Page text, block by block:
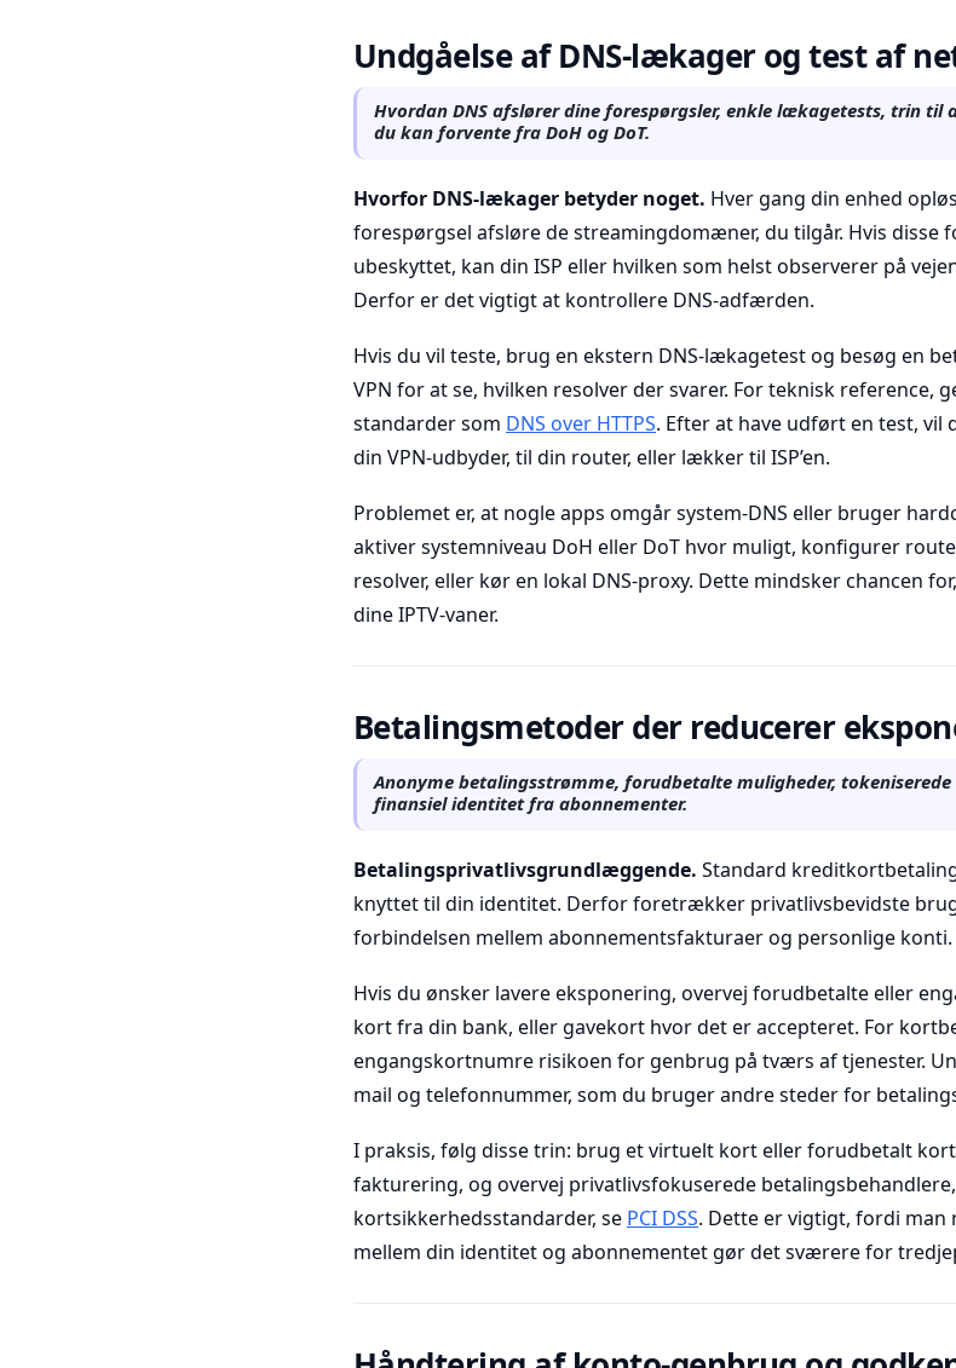
Undgåelse af DNS-lækager og test af
Hvordan DNS afslører dine forespørgsler, enkle lækagetests, trin til
du kan forvente fra DoH og DoT.
Hvorfor DNS-lækager betyder noget. Hver gang din enhed
forespørgsel afsløre de streamingdomæner, du tilgår. Hvis
ubeskyttet, kan din ISP eller hvilken som helst observerer på
Derfor er det vigtigt at kontrollere DNS-adfærden.
Hvis du vil teste, brug en ekstern DNS-lækagetest og besøg en
VPN for at se, hvilken resolver der svarer. For teknisk reference,
standarder som DNS over HTTPS. Efter at have udført en test,
din VPN-udbyder, til din router, eller lækker til ISP’en.
Problemet er, at nogle apps omgår system-DNS eller bruger
aktiver systemniveau DoH eller DoT hvor muligt, konfigurer
resolver, eller kør en lokal DNS-proxy. Dette mindsker chancen
dine IPTV-vaner.
Betalingsmetoder der reducerer
Anonyme betalingsstrømme, forudbetalte muligheder,
finansiel identitet fra abonnementer.
Betalingsprivatlivsgrundlæggende. Standard
knyttet til din identitet. Derfor foretrækker privatlivsbevidste
forbindelsen mellem abonnementsfakturaer og personlige konti.
Hvis du ønsker lavere eksponering, overvej forudbetalte eller
kort fra din bank, eller gavekort hvor det er accepteret. For
engangskortnumre risikoen for genbrug på tværs af tjenester.
mail og telefonnummer, som du bruger andre steder for
I praksis, følg disse trin: brug et virtuelt kort eller forudbetalt
fakturering, og overvej privatlivsfokuserede
kortsikkerhedsstandarder, se PCI DSS. Dette er vigtigt, fordi
mellem din identitet og abonnementet gør det sværere for